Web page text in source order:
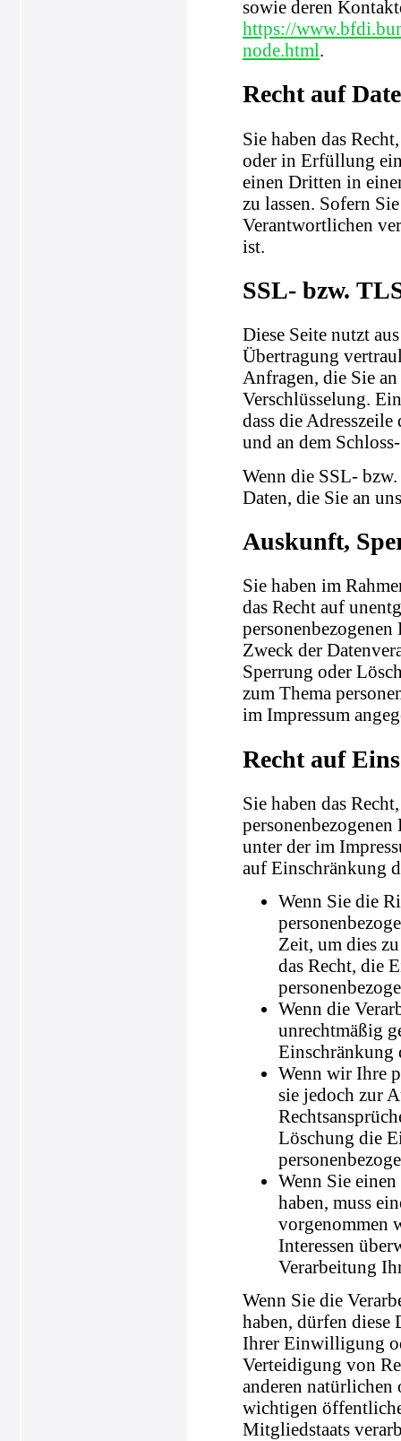
sowie deren
https://
node.html.
Recht auf
Sie haben das
oder in Erfüllung
einen Dritten in
zu lassen. Sofern
Verantwortlichen
ist.
SSL- bzw.
Diese Seite nutzt
Übertragung
Anfragen, die Sie
Verschlüsselung.
dass die
und an dem
Wenn die SSL-
Daten, die Sie an
Auskunft,
Sie haben im
das Recht auf
Zweck der
Sperrung oder
zum Thema
im Impressum
Recht auf
Sie haben das
unter der im
auf Einschränkung
Wenn Sie die
Zeit, um dies
das Recht, die
Wenn die
unrechtmäßig
Einschränkung
Wenn wir Ihre
sie jedoch zur
Löschung die
Wenn Sie
haben, muss
vorgenommen
Interessen
Verarbeitung
Wenn Sie die
haben, dürfen diese
Ihrer Einwilligung
Verteidigung von
anderen natürlichen
wichtigen
Mitgliedstaats